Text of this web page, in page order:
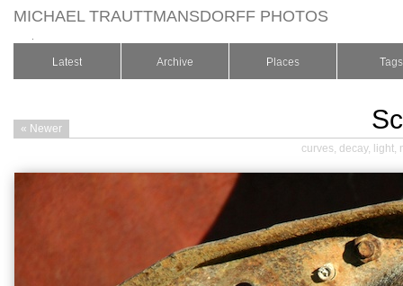
MICHAEL TRAUTTMANSDORFF PHOTOS
Latest Archive Places Tags
« Newer
curves, decay, light,